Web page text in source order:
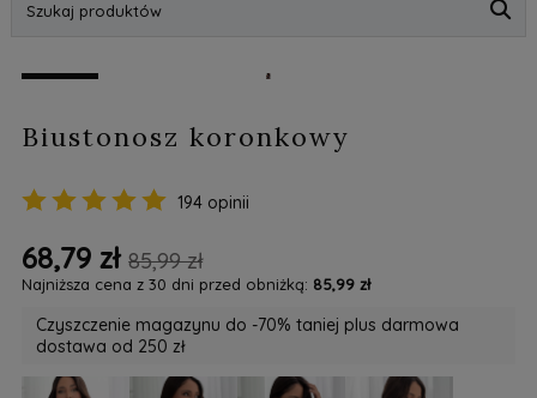
Szukaj produktów
promocja
Biustonosz koronkowy
194 opinii
68,79 zł 85,99 zł
Najniższa cena z 30 dni przed obniżką: 85,99 zł
Czyszczenie magazynu do -70% taniej plus darmowa
dostawa od 250 zł